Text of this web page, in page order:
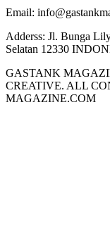
Email:
Adderss: Jl. Bunga
Selatan 12330
GASTANK
CREATIVE. ALL
MAGAZINE.COM